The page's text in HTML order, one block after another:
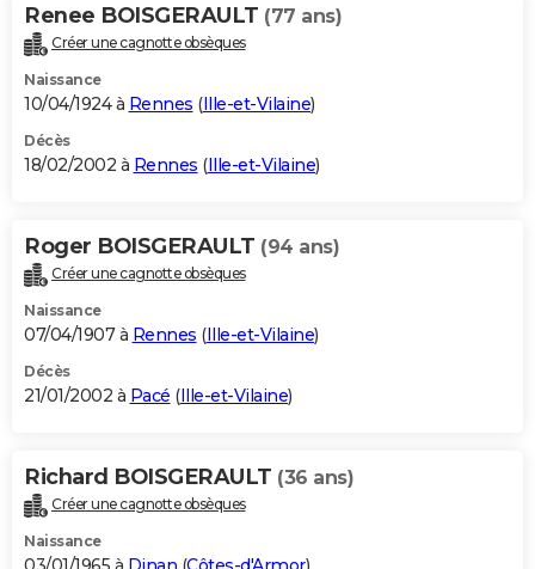
Renee BOISGERAULT (77 ans)
Créer une cagnotte obsèques
Naissance
10/04/1924 à Rennes (Ille-et-Vilaine)
Décès
18/02/2002 à Rennes (Ille-et-Vilaine)
Roger BOISGERAULT (94 ans)
Créer une cagnotte obsèques
Naissance
07/04/1907 à Rennes (Ille-et-Vilaine)
Décès
21/01/2002 à Pacé (Ille-et-Vilaine)
Richard BOISGERAULT (36 ans)
Créer une cagnotte obsèques
Naissance